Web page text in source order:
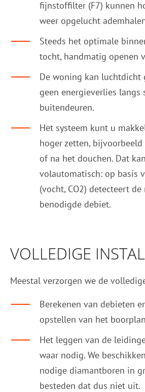
fijnstoffilter (F7) kunnen
weer opgelucht
Steeds het optimale
tocht, handmatig openen
De woning kan luchtdicht
geen energieverlies langs
buitendeuren.
Het systeem kunt u
hoger zetten,
of na het douchen. Dat
volautomatisch: op basis
(vocht, CO2) detecteert
benodigde debiet.
VOLLEDIGE
Meestal verzorgen we de
Berekenen van debieten
opstellen van het
Het leggen van de
waar nodig. We
nodige diamantboren in
besteden dat dus niet uit.